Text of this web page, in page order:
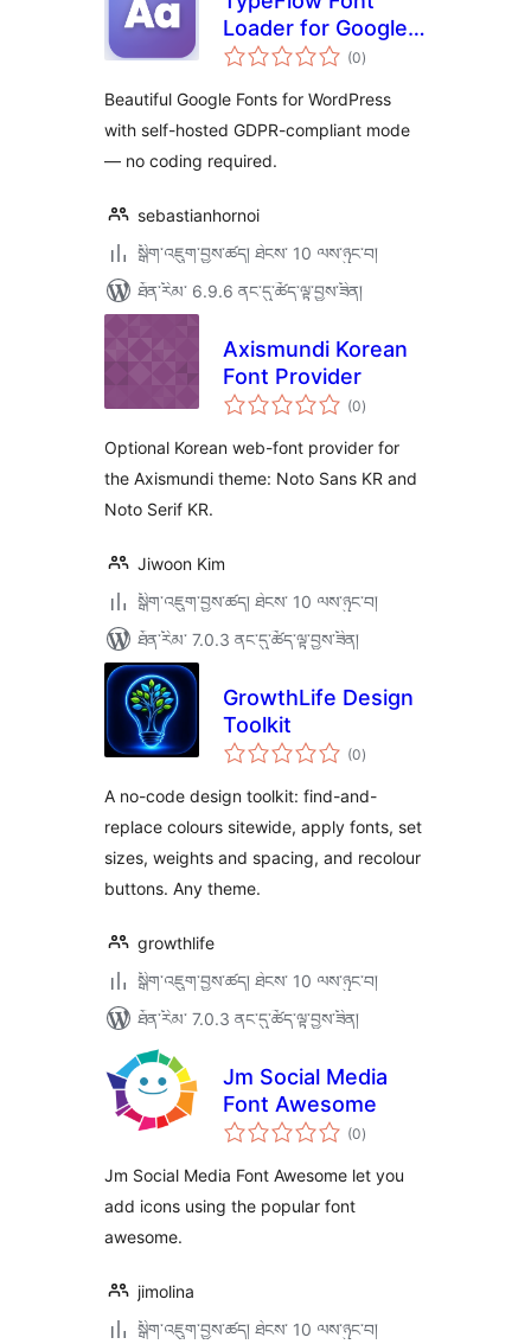
Loader for Google
Fonts
(0གདེང་
འཇོག་
ཚང་།
)
Beautiful Google Fonts for WordPress
with self-hosted GDPR-compliant mode
— no coding required.
sebastianhornoi
སྒྲིག་འཇུག་བྱས་ཚད། ཐེངས་ 10 ལས་ཉུང་བ།
ཐོན་རིམ་ 6.9.6 ནང་དུ་ཚོད་ལྟ་བྱས་ཟིན།
Axismundi Korean
Font Provider
(0གདེང་
འཇོག་
ཚང་།
)
Optional Korean web-font provider for
the Axismundi theme: Noto Sans KR and
Noto Serif KR.
Jiwoon Kim
སྒྲིག་འཇུག་བྱས་ཚད། ཐེངས་ 10 ལས་ཉུང་བ།
ཐོན་རིམ་ 7.0.3 ནང་དུ་ཚོད་ལྟ་བྱས་ཟིན།
GrowthLife Design
Toolkit
(0གདེང་
འཇོག་
ཚང་།
)
A no-code design toolkit: find-and-
replace colours sitewide, apply fonts, set
sizes, weights and spacing, and recolour
buttons. Any theme.
growthlife
སྒྲིག་འཇུག་བྱས་ཚད། ཐེངས་ 10 ལས་ཉུང་བ།
ཐོན་རིམ་ 7.0.3 ནང་དུ་ཚོད་ལྟ་བྱས་ཟིན།
Jm Social Media
Font Awesome
(0གདེང་
འཇོག་
ཚང་།
)
Jm Social Media Font Awesome let you
add icons using the popular font
awesome.
jimolina
སྒྲིག་འཇུག་བྱས་ཚད། ཐེངས་ 10 ལས་ཉུང་བ།